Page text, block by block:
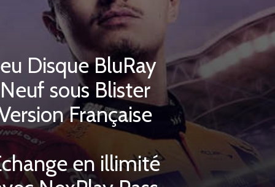
Disque BluRay
Neuf sous Blister
Française
en illimité